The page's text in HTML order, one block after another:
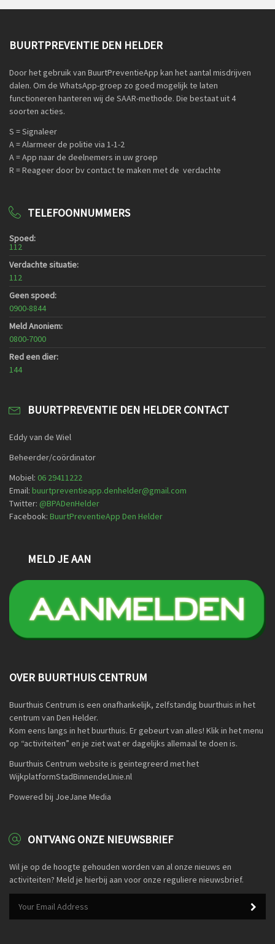
BUURTPREVENTIE DEN HELDER
Door het gebruik van BuurtPreventieApp kan het aantal misdrijven
dalen. Om de WhatsApp-groep zo goed mogelijk te laten
functioneren hanteren wij de SAAR-methode. Die bestaat uit 4
soorten acties.
S = Signaleer
A = Alarmeer de politie via 1-1-2
A = App naar de deelnemers in uw groep
R = Reageer door bv contact te maken met de verdachte
TELEFOONNUMMERS
Spoed:
112
Verdachte situatie:
112
Geen spoed:
0900-8844
Meld Anoniem:
0800-7000
Red een dier:
144
BUURTPREVENTIE DEN HELDER CONTACT
Eddy van de Wiel
Beheerder/coördinator
Mobiel: 06 29411222
Email: buurtpreventieapp.denhelder@gmail.com
Twitter: @BPADenHelder
Facebook: BuurtPreventieApp Den Helder
MELD JE AAN
OVER BUURTHUIS CENTRUM
Buurthuis Centrum is een onafhankelijk, zelfstandig buurthuis in het
centrum van Den Helder.
Kom eens langs in het buurthuis. Er gebeurt van alles! Klik in het menu
op “activiteiten” en je ziet wat er dagelijks allemaal te doen is.
Buurthuis Centrum website is geintegreerd met het
WijkplatformStadBinnendeLInie.nl
Powered bij JoeJane Media
ONTVANG ONZE NIEUWSBRIEF
Wil je op de hoogte gehouden worden van al onze nieuws en
activiteiten? Meld je hierbij aan voor onze reguliere nieuwsbrief.